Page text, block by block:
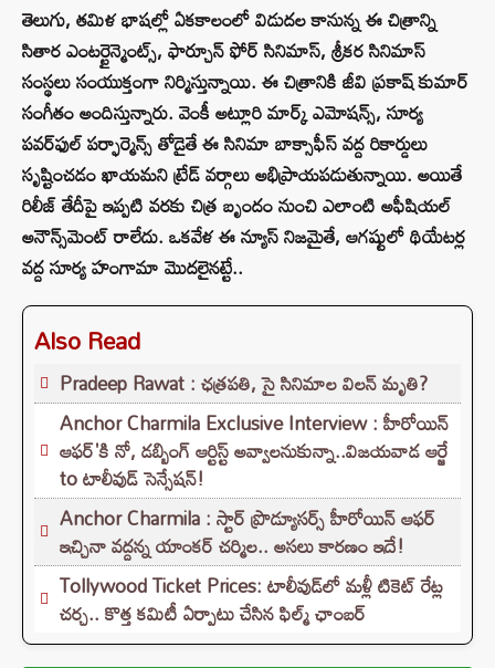
తెలుగు, తమిళ భాషల్లో ఏకకాలంలో విడుదల కానున్న ఈ చిత్రాన్ని
సితార ఎంటర్టైన్మెంట్స్, ఫార్చూన్ ఫోర్ సినిమాస్, శ్రీకర సినిమాస్
సంస్థలు సంయుక్తంగా నిర్మిస్తున్నాయి. ఈ చిత్రానికి జీవి ప్రకాష్ కుమార్
సంగీతం అందిస్తున్నారు. వెంకీ అట్లూరి మార్క్ ఎమోషన్స్, సూర్య
పవర్‌ఫుల్ పర్ఫార్మెన్స్ తోడైతే ఈ సినిమా బాక్సాఫీస్ వద్ద రికార్డులు
సృష్టించడం ఖాయమని ట్రేడ్ వర్గాలు అభిప్రాయపడుతున్నాయి. అయితే
రిలీజ్ తేదీపై ఇప్పటి వరకు చిత్ర బృందం నుంచి ఎలాంటి అఫీషియల్
అనౌన్స్‌మెంట్ రాలేదు. ఒకవేళ ఈ న్యూస్ నిజమైతే, ఆగష్టులో థియేటర్ల
వద్ద సూర్య హంగామా మొదలైనట్టే..
Also Read
Pradeep Rawat : ఛత్రపతి, సై సినిమాల విలన్ మృతి?
Anchor Charmila Exclusive Interview : హీరోయిన్
ఆఫర్'కి నో, డబ్బింగ్ ఆర్టిస్ట్ అవ్వాలనుకున్నా..విజయవాడ ఆర్జే
to టాలీవుడ్ సెన్సేషన్!
Anchor Charmila : స్టార్ ప్రొడ్యూసర్స్ హీరోయిన్ ఆఫర్
ఇచ్చినా వద్దన్న యాంకర్ చర్మిల.. అసలు కారణం ఇదే!
Tollywood Ticket Prices: టాలీవుడ్‌లో మళ్లీ టికెట్‌ రేట్ల
చర్చ.. కొత్త కమిటీ ఏర్పాటు చేసిన ఫిల్మ్‌ ఛాంబర్‌